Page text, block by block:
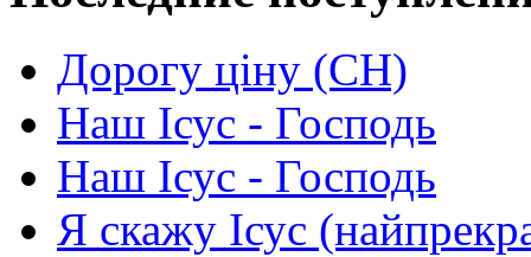
Дорогу ціну (СН)
Наш Ісус - Господь
Наш Ісус - Господь
Я скажу Ісус